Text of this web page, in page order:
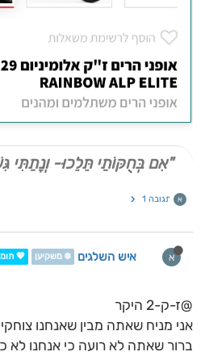
"אִם בְּחֻקּוֹתַי תֵּלֵכוּ- וְנָתַתִּי
א תגובה 1
א איש השלגים ❄️ משקיען 💖
@ז-ק-2 היקר
אני מניח שאתה מבין שאנחנו
ברור שאתה לא רועה כי אנחנו לא